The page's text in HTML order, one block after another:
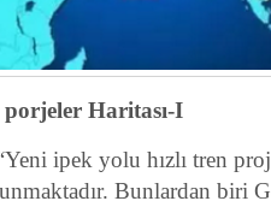
porjeler Haritası-I
ipek yolu hızlı tren
Bunlardan biri